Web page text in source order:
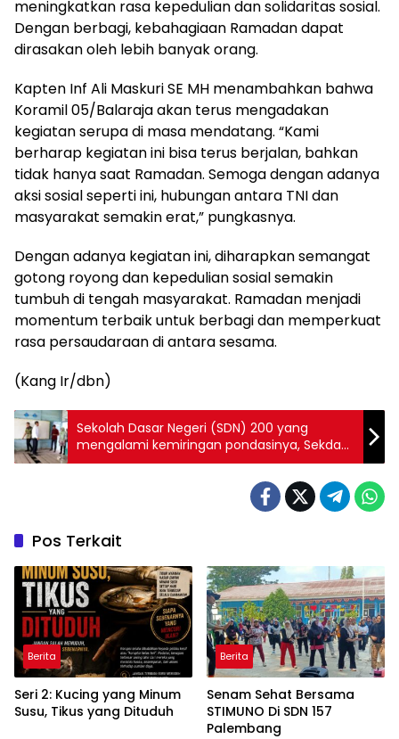
meningkatkan rasa kepedulian dan solidaritas sosial.
Dengan berbagi, kebahagiaan Ramadan dapat
dirasakan oleh lebih banyak orang.
Kapten Inf Ali Maskuri SE MH menambahkan bahwa
Koramil 05/Balaraja akan terus mengadakan
kegiatan serupa di masa mendatang. “Kami
berharap kegiatan ini bisa terus berjalan, bahkan
tidak hanya saat Ramadan. Semoga dengan adanya
aksi sosial seperti ini, hubungan antara TNI dan
masyarakat semakin erat,” pungkasnya.
Dengan adanya kegiatan ini, diharapkan semangat
gotong royong dan kepedulian sosial semakin
tumbuh di tengah masyarakat. Ramadan menjadi
momentum terbaik untuk berbagi dan memperkuat
rasa persaudaraan di antara sesama.
(Kang Ir/dbn)
Sekolah Dasar Negeri (SDN) 200 yang
mengalami kemiringan pondasinya, Sekda
Kota Palembang tinjau langsung
Pos Terkait
Berita
Seri 2: Kucing yang Minum
Susu, Tikus yang Dituduh
Berita
Senam Sehat Bersama
STIMUNO Di SDN 157
Palembang